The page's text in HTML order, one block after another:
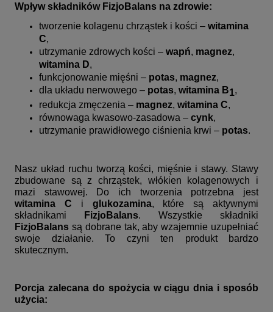
Wpływ składników FizjoBalans na zdrowie:
tworzenie kolagenu chrząstek i kości – witamina
C,
utrzymanie zdrowych kości – wapń, magnez,
witamina D,
funkcjonowanie mięśni – potas, magnez,
dla układu nerwowego – potas, witamina B1,
redukcja zmęczenia – magnez, witamina C,
równowaga kwasowo-zasadowa – cynk,
utrzymanie prawidłowego ciśnienia krwi – potas.
Nasz układ ruchu tworzą kości, mięśnie i stawy. Stawy
zbudowane są z chrząstek, włókien kolagenowych i
mazi stawowej. Do ich tworzenia potrzebna jest
witamina C i glukozamina, które są aktywnymi
składnikami FizjoBalans. Wszystkie składniki
FizjoBalans są dobrane tak, aby wzajemnie uzupełniać
swoje działanie. To czyni ten produkt bardzo
skutecznym.
Porcja zalecana do spożycia w ciągu dnia i sposób
użycia: